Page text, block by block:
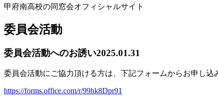
甲府南高校の同窓会オフィシャルサイト
委員会活動
委員会活動へのお誘い2025.01.31
委員会活動にご協力頂ける方は、下記フォームからお申し込
https://forms.office.com/r/99hk8Dpr91